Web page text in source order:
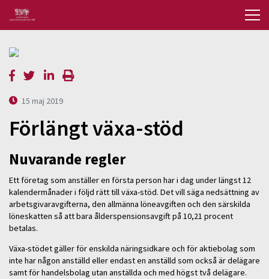
15 maj 2019
Förlängt växa-stöd
Nuvarande regler
Ett företag som anställer en första person har i dag under längst 12
kalendermånader i följd rätt till växa-stöd. Det vill säga nedsättning av
arbetsgivaravgifterna, den allmänna löneavgiften och den särskilda
löneskatten så att bara ålderspensionsavgift på 10,21 procent
betalas.
Växa-stödet gäller för enskilda näringsidkare och för aktiebolag som
inte har någon anställd eller endast en anställd som också är delägare
samt för handelsbolag utan anställda och med högst två delägare.